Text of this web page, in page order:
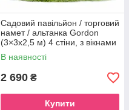
Садовий павільйон / торговий
намет / альтанка Gordon
(3×3х2,5 м) 4 стіни, з вікнами
та захистом UV 50+
(Графітовий)
В наявності
2 690 ₴
Купити